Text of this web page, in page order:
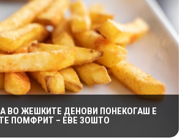
ВО ЖЕШКИТЕ ДЕНОВИ ПОНЕКОГАШ Е
ПОМФРИТ – ЕВЕ ЗОШТО